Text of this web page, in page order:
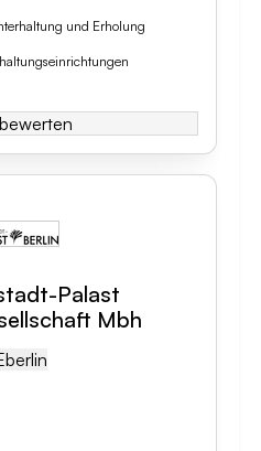
und Erholung
Palast
Mbh
Berlin